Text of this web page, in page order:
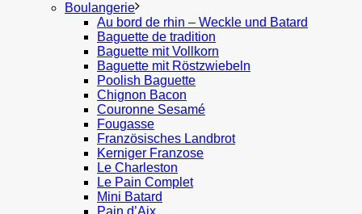
Boulangerie
Au bord de rhin – Weckle und Batard
Baguette de tradition
Baguette mit Vollkorn
Baguette mit Röstzwiebeln
Poolish Baguette
Chignon Bacon
Couronne Sesamé
Fougasse
Französisches Landbrot
Kerniger Franzose
Le Charleston
Le Pain Complet
Mini Batard
Pain d’Aix